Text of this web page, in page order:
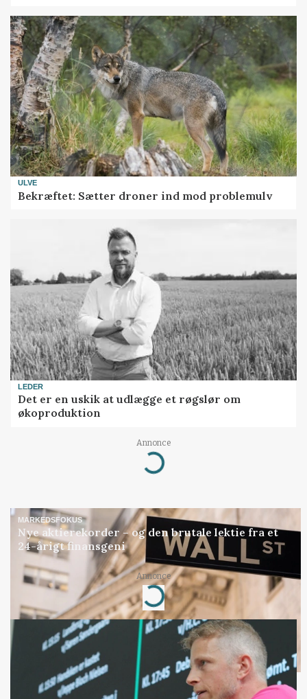
ULVE
Bekræftet: Sætter droner ind mod problemulv
LEDER
Det er en uskik at udlægge et røgslør om
økoproduktion
Annonce
Loading...
MARKEDSFOKUS
Nye aktierekorder – og den brutale lektie fra et
24-årigt finansgeni
Annonce
Loading...